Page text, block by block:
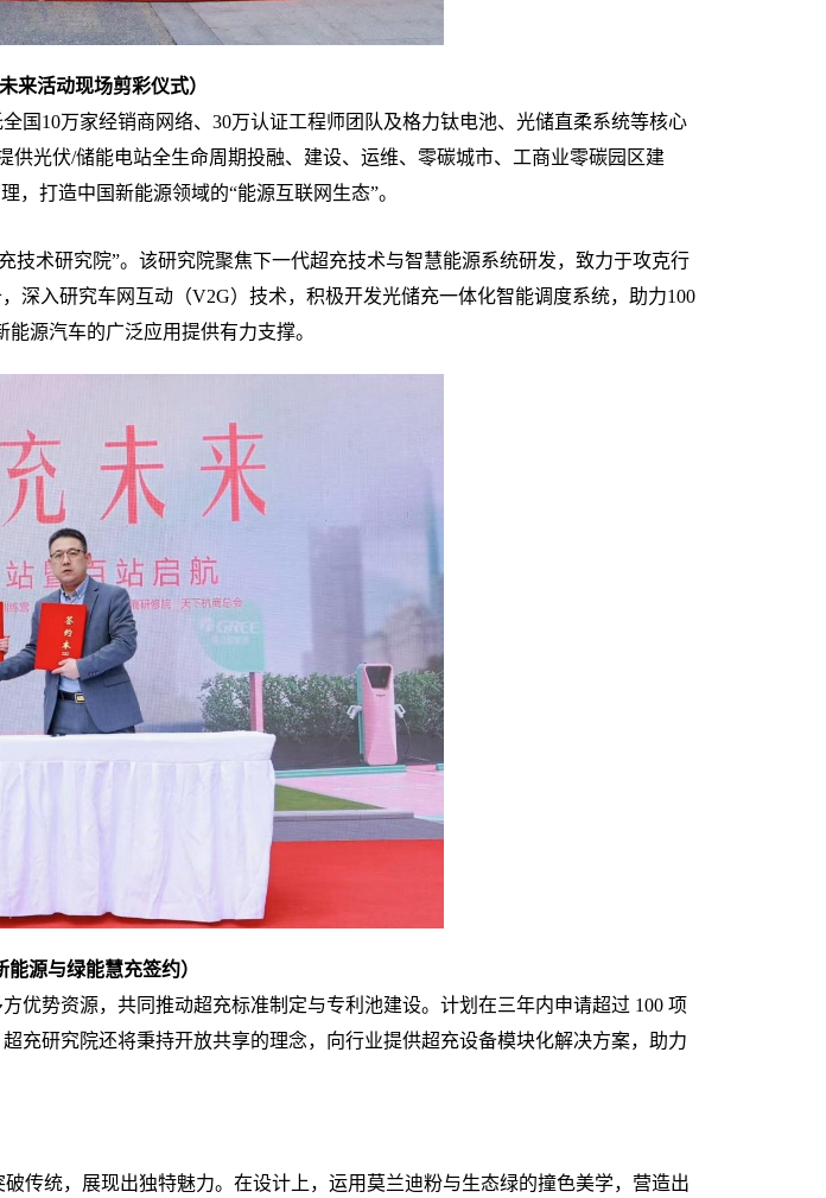
来活动现场剪彩仪式）
国10万家经销商网络、30万认证工程师团队及格力钛电池、光储直柔系统等核心
光伏/储能电站全生命周期投融、建设、运维、零碳城市、工商业零碳园区建
，打造中国新能源领域的“能源互联网生态”。
术研究院”。该研究院聚焦下一代超充技术与智慧能源系统研发，致力于攻克行
深入研究车网互动（V2G）技术，积极开发光储充一体化智能调度系统，助力100
源汽车的广泛应用提供有力支撑。
能源与绿能慧充签约）
优势资源，共同推动超充标准制定与专利池建设。计划在三年内申请超过 100 项
充研究院还将秉持开放共享的理念，向行业提供超充设备模块化解决方案，助力
传统，展现出独特魅力。在设计上，运用莫兰迪粉与生态绿的撞色美学，营造出